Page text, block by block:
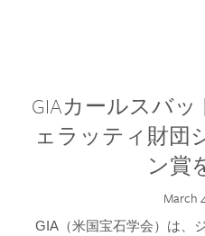
GIAカールスバ
ェラッティ財団
ン賞
March
GIA（米国宝石学会）は、